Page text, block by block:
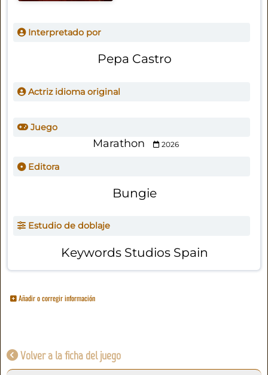
Interpretado por
Pepa Castro
Actriz idioma original
Juego
Marathon 2026
Editora
Bungie
Estudio de doblaje
Keywords Studios Spain
Añadir o corregir información
Volver a la ficha del juego